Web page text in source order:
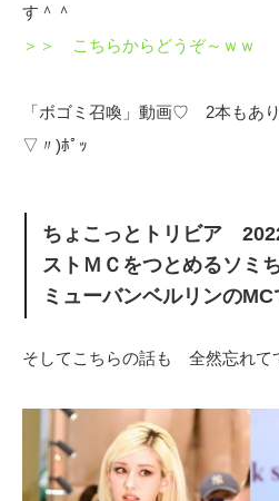
す＾＾
＞＞ こちらからどうぞ～ｗｗ
「ボゴミ召喚」動画♡ 2本もあ
▽〃)ﾎﾟｯ
ちょこっとトリビア
ストＭＣをつとめるソミ
ミューバンベルリンの
そしてこちらの話も 全然忘れて